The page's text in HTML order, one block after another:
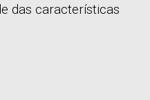
das características